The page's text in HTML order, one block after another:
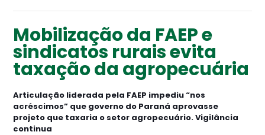
Mobilização da FAEP e
sindicatos rurais evita
taxação da agropecuária
Articulação liderada pela FAEP impediu “nos
acréscimos” que governo do Paraná aprovasse
projeto que taxaria o setor agropecuário. Vigilância
continua